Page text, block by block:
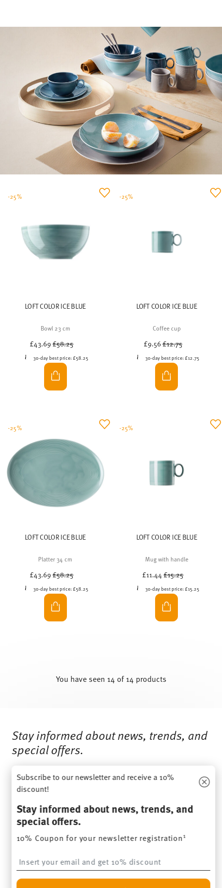
LOFT COLOR ICE BLUE
Bowl 23 cm
£43.69Price reduced from
£58.25
30-day best price:£58.25
-25%
LOFT COLOR ICE BLUE
Coffee cup
£9.56Price reduced from
£12.75to
30-day best price: £12.75
-25%
LOFT COLOR ICE BLUE
Platter 34 cm
£43.69Price reduced from
£58.25
30-day best price:£58.25
-25%
LOFT COLOR ICE BLUE
Mug with handle
£11.44Price reduced from
£15.25
30-day best price: £15.25
-25%
You have seen 14 of 14 products
Stay informed about news, trends, and
special offers.
10% Coupon for your newsletter registration
Insert your email to register for the newsletters
I am over 16 years and subscribe to the Thomas newsletter
concerning porcelain, table, kitchen and home accessories from
the future via the unsubscribe link in the newsletter. Please find
Subscribe to our newsletter and receive a 10%
discount!
Stay informed about news, trends, and
special offers.
10% Coupon for your newsletter registration1